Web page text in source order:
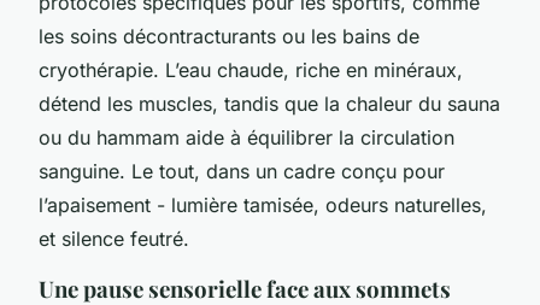
les soins décontracturants ou les bains de
cryothérapie. L’eau chaude, riche en minéraux,
détend les muscles, tandis que la chaleur du sauna
ou du hammam aide à équilibrer la circulation
sanguine. Le tout, dans un cadre conçu pour
l’apaisement - lumière tamisée, odeurs naturelles,
et silence feutré.
Une pause sensorielle face aux sommets